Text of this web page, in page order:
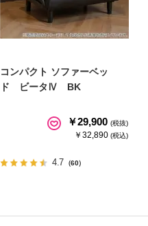
コンパクト ソファーベッ
ド ビータⅣ BK
￥29,900 (税抜)
￥32,890 (税込)
4.7 （60）